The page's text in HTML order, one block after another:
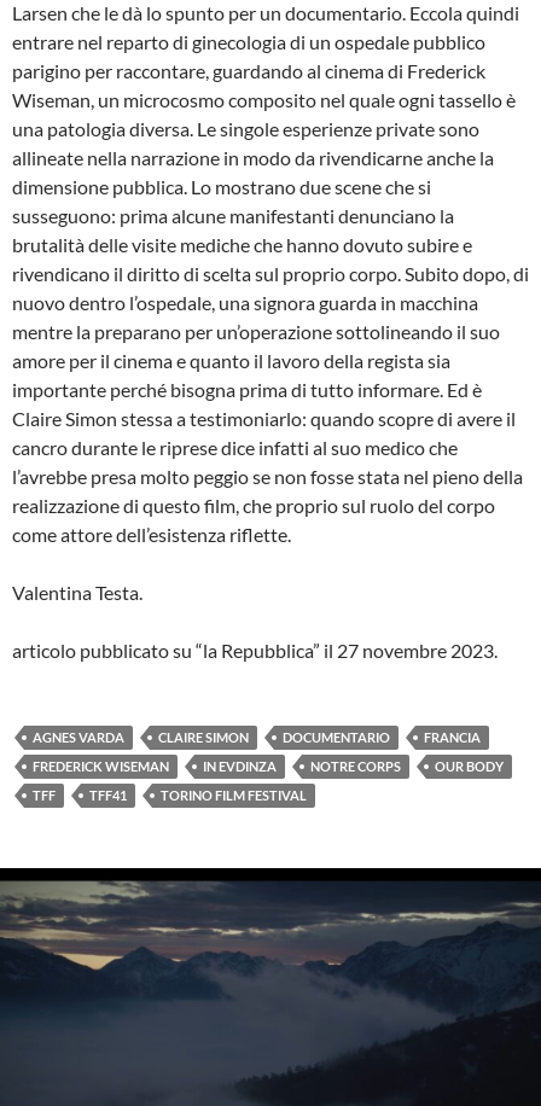
Larsen che le dà lo spunto per un documentario. Eccola quindi
entrare nel reparto di ginecologia di un ospedale pubblico
parigino per raccontare, guardando al cinema di Frederick
Wiseman, un microcosmo composito nel quale ogni tassello è
una patologia diversa. Le singole esperienze private sono
allineate nella narrazione in modo da rivendicarne anche la
dimensione pubblica. Lo mostrano due scene che si
susseguono: prima alcune manifestanti denunciano la
brutalità delle visite mediche che hanno dovuto subire e
rivendicano il diritto di scelta sul proprio corpo. Subito dopo, di
nuovo dentro l’ospedale, una signora guarda in macchina
mentre la preparano per un’operazione sottolineando il suo
amore per il cinema e quanto il lavoro della regista sia
importante perché bisogna prima di tutto informare. Ed è
Claire Simon stessa a testimoniarlo: quando scopre di avere il
cancro durante le riprese dice infatti al suo medico che
l’avrebbe presa molto peggio se non fosse stata nel pieno della
realizzazione di questo film, che proprio sul ruolo del corpo
come attore dell’esistenza riflette.
Valentina Testa.
articolo pubblicato su “la Repubblica” il 27 novembre 2023.
AGNES VARDA CLAIRE SIMON DOCUMENTARIO
FRANCIA
FREDERICK WISEMAN
IN EVDINZA NOTRE CORPS
OUR BODY
TFF
TFF41 TORINO FILM FESTIVAL